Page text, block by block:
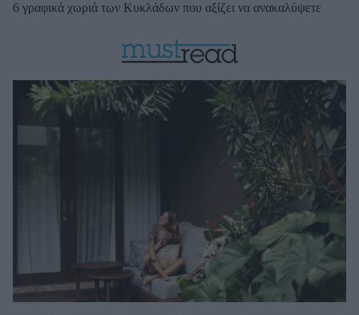
6 γραφικά χωριά των Κυκλάδων που αξίζει να ανακαλύψετε